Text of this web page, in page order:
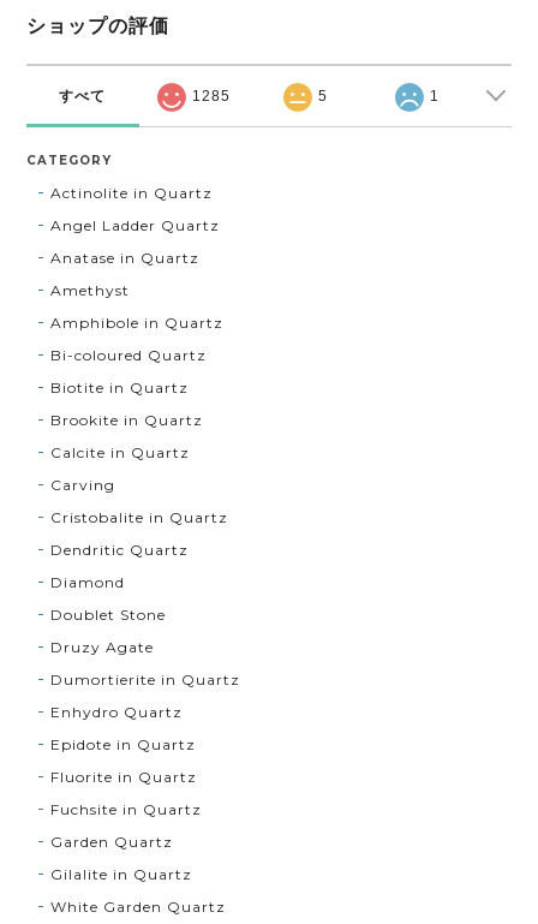
ショップの評価
すべて 1285 5 1
CATEGORY
Actinolite in Quartz
Angel Ladder Quartz
Anatase in Quartz
Amethyst
Amphibole in Quartz
Bi-coloured Quartz
Biotite in Quartz
Brookite in Quartz
Calcite in Quartz
Carving
Cristobalite in Quartz
Dendritic Quartz
Diamond
Doublet Stone
Druzy Agate
Dumortierite in Quartz
Enhydro Quartz
Epidote in Quartz
Fluorite in Quartz
Fuchsite in Quartz
Garden Quartz
Gilalite in Quartz
White Garden Quartz